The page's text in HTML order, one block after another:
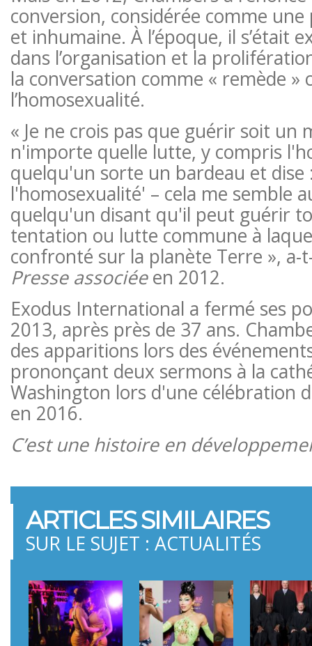
conversion, considérée comme
et inhumaine. À l’époque, il s’était
dans l’organisation et la
la conversation comme « remède »
l’homosexualité.
« Je ne crois pas que guérir soit un
n'importe quelle lutte, y compris
quelqu'un sorte un bardeau et dise
l'homosexualité' – cela me semble
quelqu'un disant qu'il peut guérir
tentation ou lutte commune à
confronté sur la planète Terre », a-
Presse associéeen 2012.
Exodus International a fermé ses
2013, après près de 37 ans.
des apparitions lors des
prononçant deux sermons à la
Washington lors d'une célébration
en 2016.
C’est une histoire en
ARTICLES SIMILAIRES
SUR LE SUJET : ACTUALITÉS